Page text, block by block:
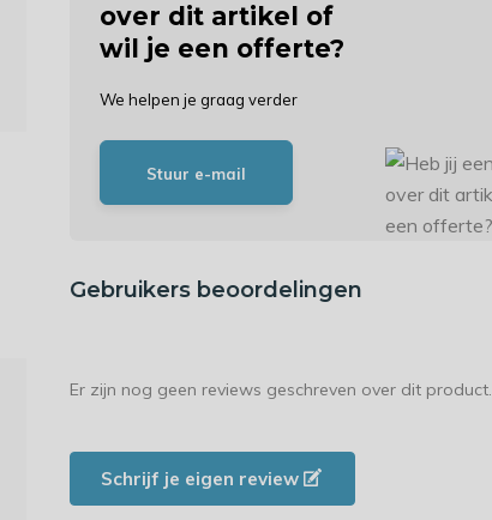
over dit artikel of
wil je een offerte?
We helpen je graag verder
Stuur e-mail
Gebruikers beoordelingen
Er zijn nog geen reviews geschreven over dit product.
Schrijf je eigen review